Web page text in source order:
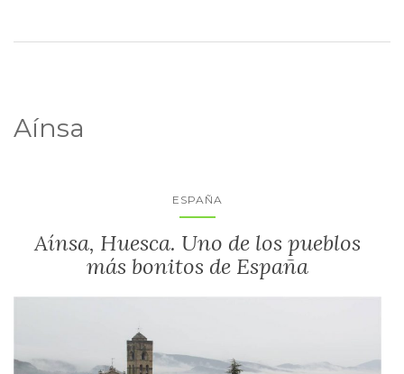
Aínsa
ESPAÑA
Aínsa, Huesca. Uno de los pueblos
más bonitos de España